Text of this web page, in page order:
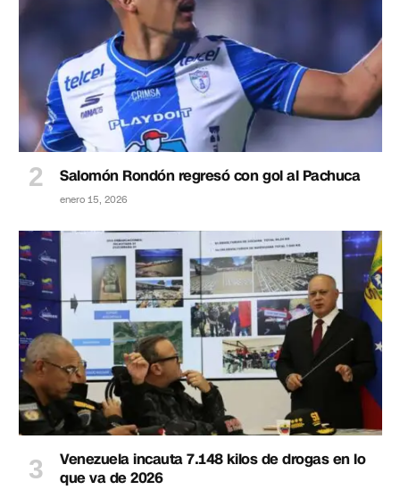
Salomón Rondón regresó con gol al Pachuca
enero 15, 2026
Venezuela incauta 7.148 kilos de drogas en lo
que va de 2026